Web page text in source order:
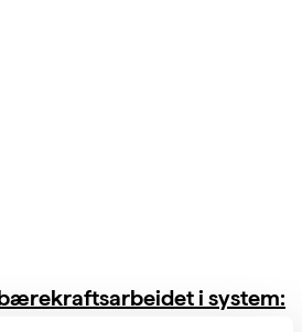
i system: